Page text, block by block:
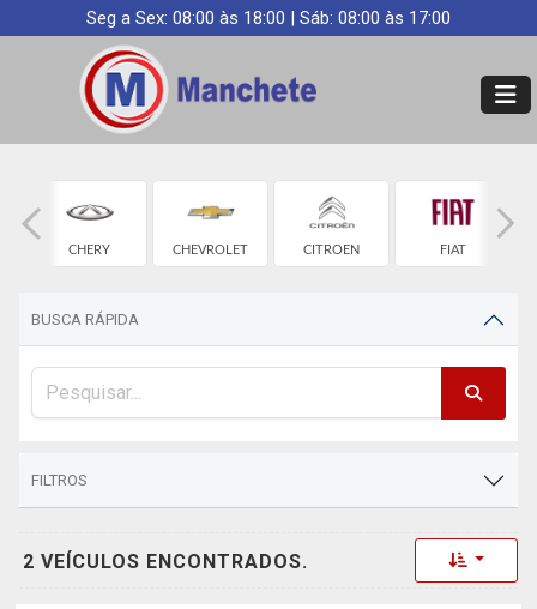
Seg a Sex: 08:00 às 18:00 | Sáb: 08:00 às 17:00
CHERY CHEVROLET CITROEN FIAT
BUSCA RÁPIDA
FILTROS
2 VEÍCULOS ENCONTRADOS. Toggle